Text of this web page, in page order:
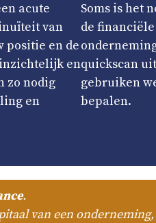
acute
van
positie en de
en
zo nodig
en
Soms is het
de
quickscan
gebruiken
bepalen.
.
van een